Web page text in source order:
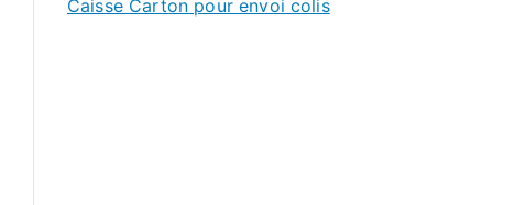
Caisse Carton pour envoi colis